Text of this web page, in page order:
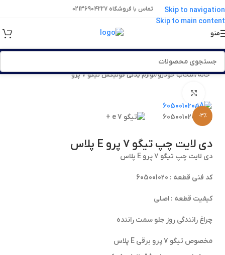
Skip to navigation
Skip to main content
تماس با فروشگاه 02136904227
منو
خانه/انتخاب خودرو/لوازم یدکی فونیکس تیگو 7 پرو
-3%
دی لایت چپ تیگو 7 پرو E پلاس
دی لایت چپ تیگو 7 پرو E پلاس
کد فنی قطعه : 605001020
کیفیت قطعه : اصلی
چراغ رانندگی روز جلو سمت راننده
مخصوص تیگو 7 پرو برقی E پلاس